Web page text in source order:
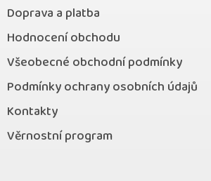
Doprava a platba
Hodnocení obchodu
Všeobecné obchodní podmínky
Podmínky ochrany osobních údajů
Kontakty
Věrnostní program